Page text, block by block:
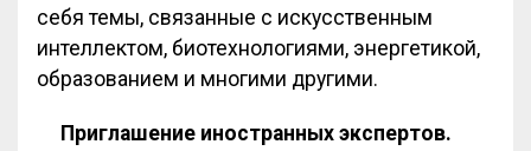
себя темы, связанные с искусственным
интеллектом, биотехнологиями, энергетикой,
образованием и многими другими.
Приглашение иностранных экспертов.